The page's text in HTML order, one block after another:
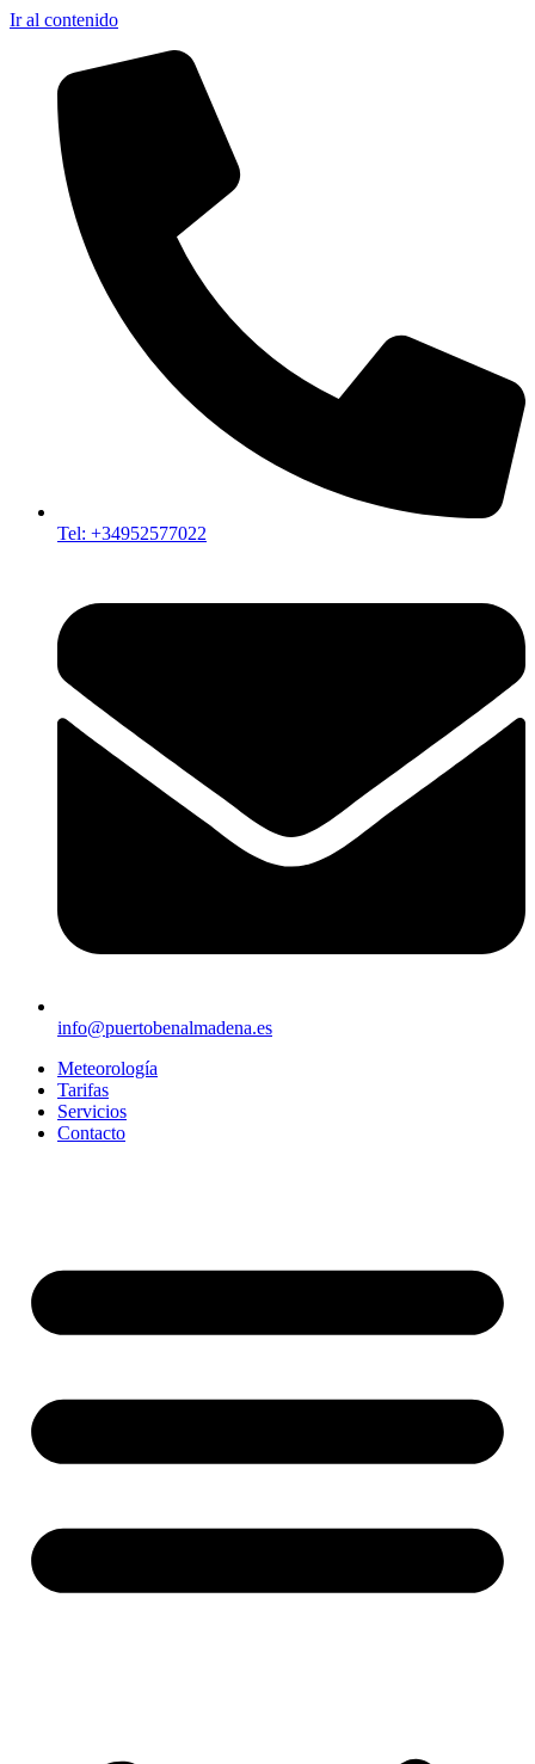
Ir al contenido
Tel: +34952577022
info@puertobenalmadena.es
Meteorología
Tarifas
Servicios
Contacto